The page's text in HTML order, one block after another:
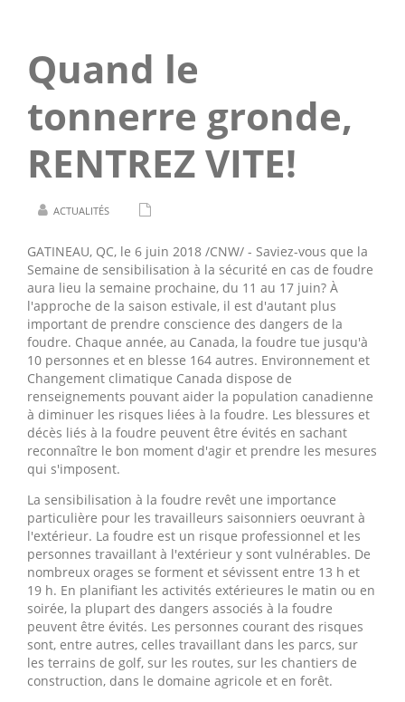
Quand le
tonnerre gronde,
RENTREZ VITE!
ACTUALITÉS
GATINEAU, QC, le 6 juin 2018 /CNW/ - Saviez-vous que la
Semaine de sensibilisation à la sécurité en cas de foudre
aura lieu la semaine prochaine, du 11 au 17 juin? À
l'approche de la saison estivale, il est d'autant plus
important de prendre conscience des dangers de la
foudre. Chaque année, au Canada, la foudre tue jusqu'à
10 personnes et en blesse 164 autres. Environnement et
Changement climatique Canada dispose de
renseignements pouvant aider la population canadienne
à diminuer les risques liées à la foudre. Les blessures et
décès liés à la foudre peuvent être évités en sachant
reconnaître le bon moment d'agir et prendre les mesures
qui s'imposent.
La sensibilisation à la foudre revêt une importance
particulière pour les travailleurs saisonniers oeuvrant à
l'extérieur. La foudre est un risque professionnel et les
personnes travaillant à l'extérieur y sont vulnérables. De
nombreux orages se forment et sévissent entre 13 h et
19 h. En planifiant les activités extérieures le matin ou en
soirée, la plupart des dangers associés à la foudre
peuvent être évités. Les personnes courant des risques
sont, entre autres, celles travaillant dans les parcs, sur
les terrains de golf, sur les routes, sur les chantiers de
construction, dans le domaine agricole et en forêt.